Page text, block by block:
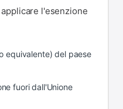
l'esenzione
equivalente) del paese
fuori dall'Unione